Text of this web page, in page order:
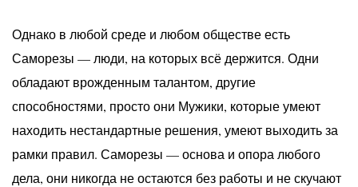
Однако в любой среде и любом обществе есть
Саморезы — люди, на которых всё держится. Одни
обладают врожденным талантом, другие
способностями, просто они Мужики, которые умеют
находить нестандартные решения, умеют выходить за
рамки правил. Саморезы — основа и опора любого
дела, они никогда не остаются без работы и не скучают